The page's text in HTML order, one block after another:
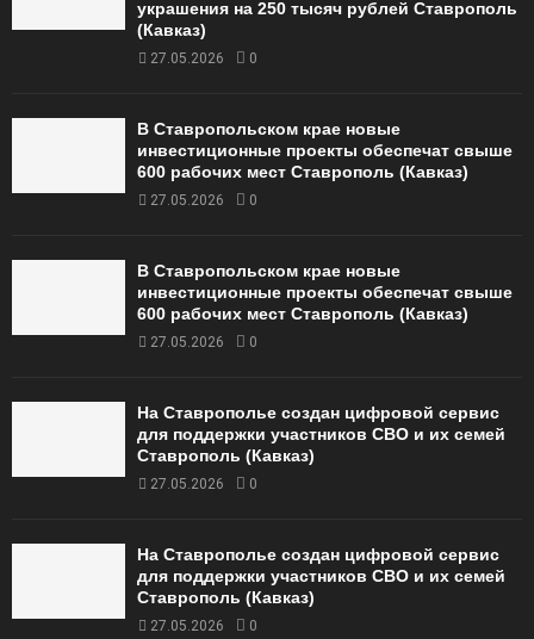
украшения на 250 тысяч рублей Ставрополь
(Кавказ)
27.05.2026 0
В Ставропольском крае новые
инвестиционные проекты обеспечат свыше
600 рабочих мест Ставрополь (Кавказ)
27.05.2026 0
В Ставропольском крае новые
инвестиционные проекты обеспечат свыше
600 рабочих мест Ставрополь (Кавказ)
27.05.2026 0
На Ставрополье создан цифровой сервис
для поддержки участников СВО и их семей
Ставрополь (Кавказ)
27.05.2026 0
На Ставрополье создан цифровой сервис
для поддержки участников СВО и их семей
Ставрополь (Кавказ)
27.05.2026 0